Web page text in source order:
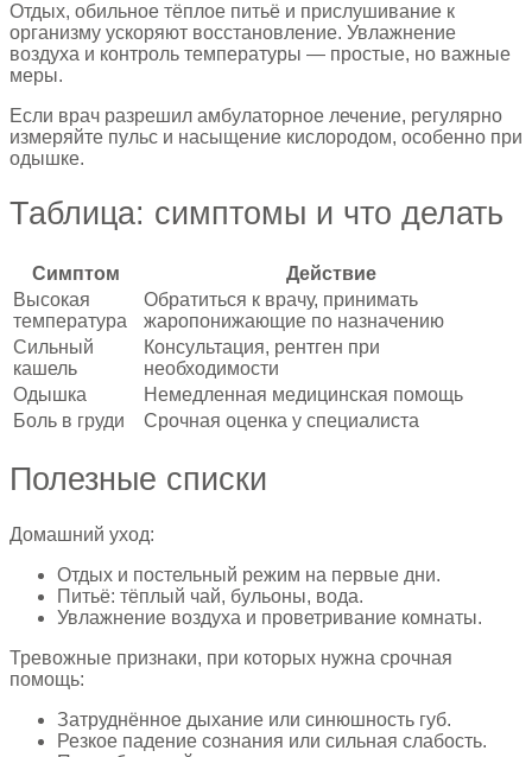
Отдых, обильное тёплое питьё и прислушивание к
организму ускоряют восстановление. Увлажнение
воздуха и контроль температуры — простые, но важные
меры.
Если врач разрешил амбулаторное лечение, регулярно
измеряйте пульс и насыщение кислородом, особенно при
одышке.
Таблица: симптомы и что делать
Симптом
Действие
Высокая
температура
Обратиться к врачу, принимать
жаропонижающие по назначению
Сильный
кашель
Консультация, рентген при
необходимости
Одышка
Немедленная медицинская помощь
Боль в груди
Срочная оценка у специалиста
Полезные списки
Домашний уход:
Отдых и постельный режим на первые дни.
Питьё: тёплый чай, бульоны, вода.
Увлажнение воздуха и проветривание комнаты.
Тревожные признаки, при которых нужна срочная
помощь:
Затруднённое дыхание или синюшность губ.
Резкое падение сознания или сильная слабость.